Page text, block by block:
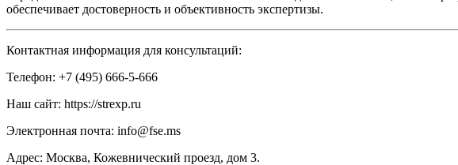
обеспечивает достоверность и объективность экспертизы.
Контактная информация для консультаций:
Телефон: +7 (495) 666-5-666
Наш сайт: https://strexp.ru
Электронная почта: info@fse.ms
Адрес: Москва, Кожевнический проезд, дом 3.